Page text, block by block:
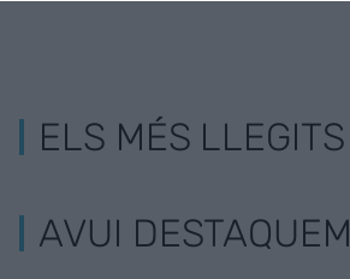
ELS MÉS LLEGITS
AVUI DESTAQUEM